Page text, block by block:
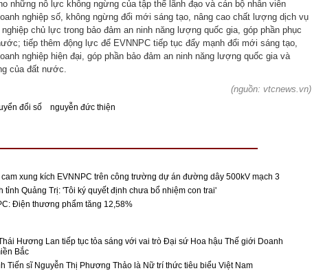
những nỗ lực không ngừng của tập thể lãnh đạo và cán bộ nhân viên
nghiệp số, không ngừng đổi mới sáng tạo, nâng cao chất lượng dịch vụ
chủ lực trong bảo đảm an ninh năng lượng quốc gia, góp phần phục
tiếp thêm động lực để EVNNPC tiếp tục đẩy mạnh đổi mới sáng tạo,
nghiệp hiện đại, góp phần bảo đảm an ninh năng lượng quốc gia và
của đất nước.
(nguồn: vtcnews.vn)
đổi số nguyễn đức thiện
xung kích EVNNPC trên công trường dự án đường dây 500kV mạch 3
tỉnh Quảng Trị: 'Tôi ký quyết định chưa bổ nhiệm con trai'
Điện thương phẩm tăng 12,58%
Hương Lan tiếp tục tỏa sáng với vai trò Đại sứ Hoa hậu Thế giới Doanh
Bắc
Tiến sĩ Nguyễn Thị Phương Thảo là Nữ trí thức tiêu biểu Việt Nam